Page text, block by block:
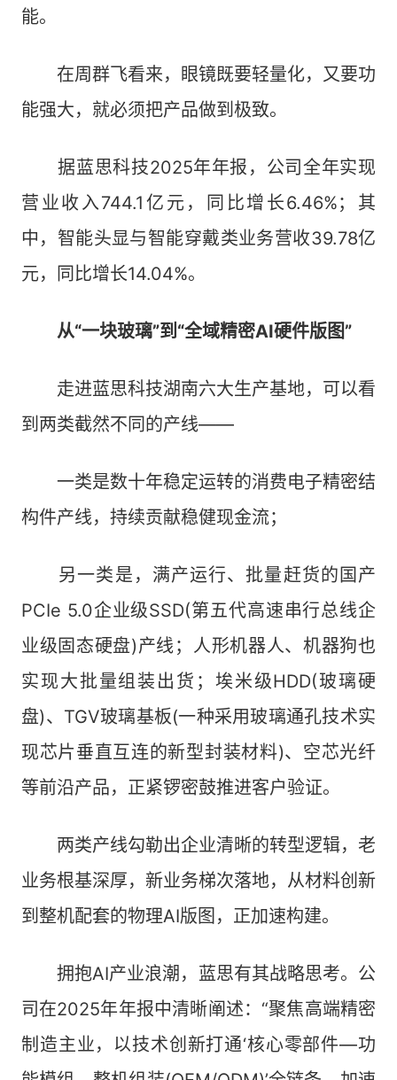
能。
在周群飞看来，眼镜既要轻量化，又要功
能强大，就必须把产品做到极致。
据蓝思科技2025年年报，公司全年实现
营业收入744.1亿元，同比增长6.46%；其
中，智能头显与智能穿戴类业务营收39.78亿
元，同比增长14.04%。
从“一块玻璃”到“全域精密AI硬件版图”
走进蓝思科技湖南六大生产基地，可以看
到两类截然不同的产线——
一类是数十年稳定运转的消费电子精密结
构件产线，持续贡献稳健现金流；
另一类是，满产运行、批量赶货的国产
PCIe 5.0企业级SSD(第五代高速串行总线企
业级固态硬盘)产线；人形机器人、机器狗也
实现大批量组装出货；埃米级HDD(玻璃硬
盘)、TGV玻璃基板(一种采用玻璃通孔技术实
现芯片垂直互连的新型封装材料)、空芯光纤
等前沿产品，正紧锣密鼓推进客户验证。
两类产线勾勒出企业清晰的转型逻辑，老
业务根基深厚，新业务梯次落地，从材料创新
到整机配套的物理AI版图，正加速构建。
拥抱AI产业浪潮，蓝思有其战略思考。公
司在2025年年报中清晰阐述：“聚焦高端精密
制造主业，以技术创新打通‘核心零部件—功